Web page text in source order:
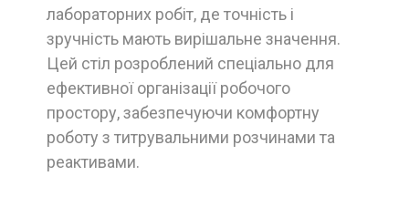
лабораторних робіт, де точність і
зручність мають вирішальне значення.
Цей стіл розроблений спеціально для
ефективної організації робочого
простору, забезпечуючи комфортну
роботу з титрувальними розчинами та
реактивами.